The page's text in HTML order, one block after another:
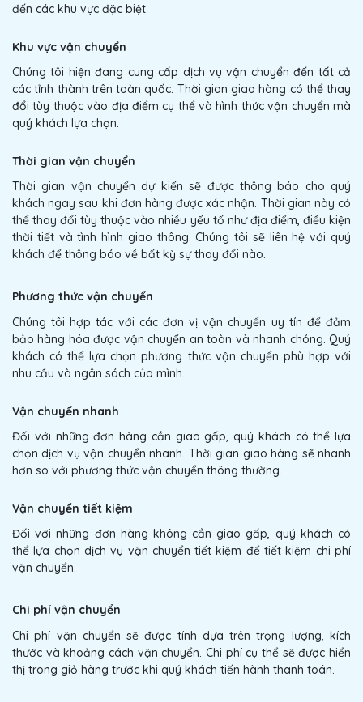
đến các khu vực đặc biệt.
Khu vực vận chuyển
Chúng tôi hiện đang cung cấp dịch vụ vận chuyển đến tất cả
các tỉnh thành trên toàn quốc. Thời gian giao hàng có thể thay
đổi tùy thuộc vào địa điểm cụ thể và hình thức vận chuyển mà
quý khách lựa chọn.
Thời gian vận chuyển
Thời gian vận chuyển dự kiến sẽ được thông báo cho quý
khách ngay sau khi đơn hàng được xác nhận. Thời gian này có
thể thay đổi tùy thuộc vào nhiều yếu tố như địa điểm, điều kiện
thời tiết và tình hình giao thông. Chúng tôi sẽ liên hệ với quý
khách để thông báo về bất kỳ sự thay đổi nào.
Phương thức vận chuyển
Chúng tôi hợp tác với các đơn vị vận chuyển uy tín để đảm
bảo hàng hóa được vận chuyển an toàn và nhanh chóng. Quý
khách có thể lựa chọn phương thức vận chuyển phù hợp với
nhu cầu và ngân sách của mình.
Vận chuyển nhanh
Đối với những đơn hàng cần giao gấp, quý khách có thể lựa
chọn dịch vụ vận chuyển nhanh. Thời gian giao hàng sẽ nhanh
hơn so với phương thức vận chuyển thông thường.
Vận chuyển tiết kiệm
Đối với những đơn hàng không cần giao gấp, quý khách có
thể lựa chọn dịch vụ vận chuyển tiết kiệm để tiết kiệm chi phí
vận chuyển.
Chi phí vận chuyển
Chi phí vận chuyển sẽ được tính dựa trên trọng lượng, kích
thước và khoảng cách vận chuyển. Chi phí cụ thể sẽ được hiển
thị trong giỏ hàng trước khi quý khách tiến hành thanh toán.